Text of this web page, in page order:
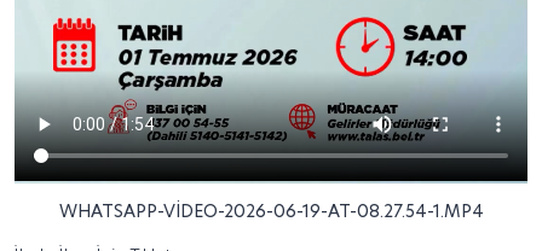
WHATSAPP-VIDEO-2026-06-19-AT-08.27.54-1.MP4